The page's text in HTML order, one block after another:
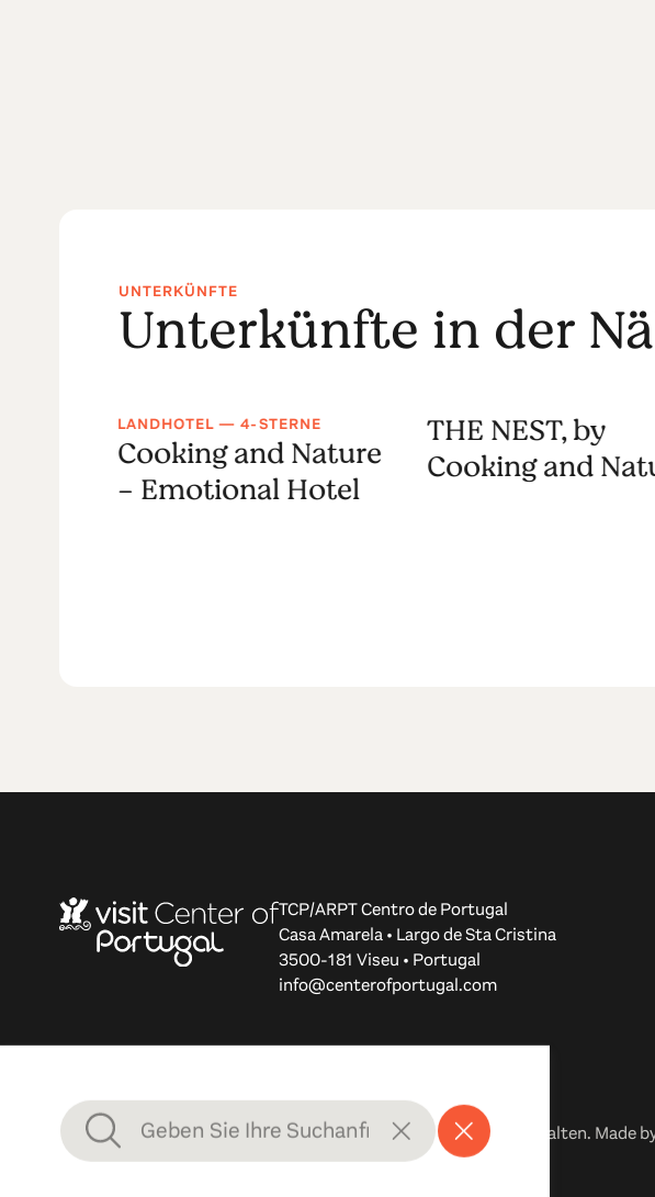
UNTERKÜNFTE
Unterkünfte in der
LANDHOTEL — 4-STERNE
Cooking and Nature
- Emotional Hotel
THE NEST, by
Cooking and
TCP/ARPT Centro de Portugal
Casa Amarela • Largo de Sta Cristina
3500-181 Viseu • Portugal
info@centerofportugal.com
© 2012-2026 TCP/ARPT Centro de Portugal. Alle Rechte vorbehalten. Made